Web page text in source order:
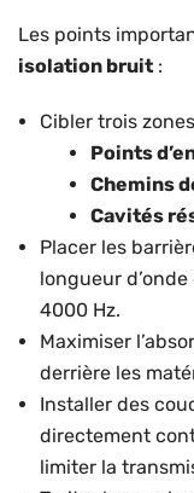
Les points
isolation bruit :
Cibler trois
Points
Chemins
Cavités
Placer les
longueur
4000 Hz.
Maximiser
derrière les
Installer des
directement
limiter la